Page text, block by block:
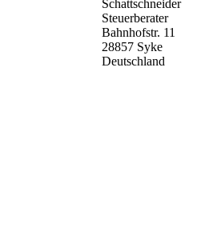
Schattschneider
Steuerberater
Bahnhofstr. 11
28857 Syke
Deutschland